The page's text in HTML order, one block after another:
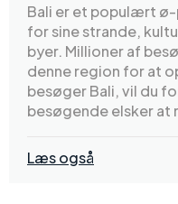
Bali er et populært ø-
for sine strande,
byer. Millioner af
denne region for at
besøger Bali, vil du
besøgende elsker at
Læs også